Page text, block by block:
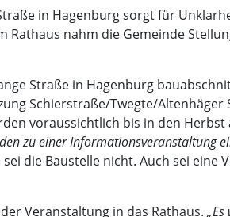
in Hagenburg sorgt für
nahm die Gemeinde
Straße in Hagenburg
Schierstraße/Twegte/
voraussichtlich bis in den Herbst
zu einer Informationsveranstaltung
die Baustelle nicht. Auch sei
Veranstaltung in das Rathaus.